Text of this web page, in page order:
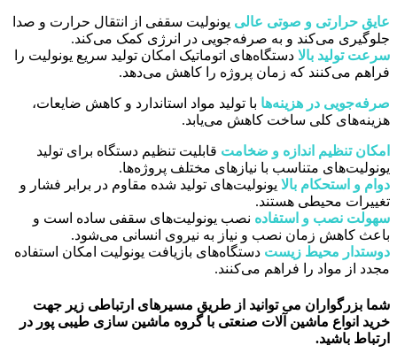
عایق حرارتی و صوتی عالی یونولیت سقفی از انتقال حرارت و صدا
جلوگیری می‌کند و به صرفه‌جویی در انرژی کمک می‌کند.
سرعت تولید بالا دستگاه‌های اتوماتیک امکان تولید سریع یونولیت را
فراهم می‌کنند که زمان پروژه را کاهش می‌دهد.
صرفه‌جویی در هزینه‌ها با تولید مواد استاندارد و کاهش ضایعات،
هزینه‌های کلی ساخت کاهش می‌یابد.
امکان تنظیم اندازه و ضخامت قابلیت تنظیم دستگاه برای تولید
یونولیت‌های متناسب با نیازهای مختلف پروژه‌ها.
دوام و استحکام بالا یونولیت‌های تولید شده مقاوم در برابر فشار و
تغییرات محیطی هستند.
سهولت نصب و استفاده نصب یونولیت‌های سقفی ساده است و
باعث کاهش زمان نصب و نیاز به نیروی انسانی می‌شود.
دوستدار محیط زیست دستگاه‌های بازیافت یونولیت امکان استفاده
مجدد از مواد را فراهم می‌کنند.
شما بزرگواران می توانید از طریق مسیرهای ارتباطی زیر جهت
خرید انواع ماشین آلات صنعتی با گروه ماشین سازی طیبی پور در
ارتباط باشید.